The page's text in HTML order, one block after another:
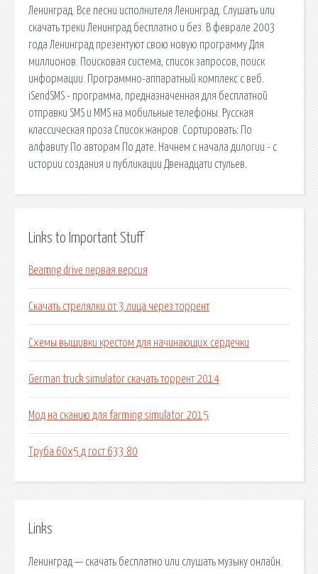
Ленинград. Все песни исполнителя Ленинград. Слушать или
скачать треки Ленинград бесплатно и без. В феврале 2003
года Ленинград презентуют свою новую программу Для
миллионов. Поисковая сиcтема, список запросов, поиск
информации. Программно-аппаратный комплекс с веб.
iSendSMS - программа, предназначенная для бесплатной
отправки SMS и MMS на мобильные телефоны. Русская
классическая проза Список жанров. Сортировать: По
алфавиту По авторам По дате. Начнем с начала дилогии - с
истории создания и публикации Двенадцати стульев.
Links to Important Stuff
Beamng drive первая версия
Скачать стрелялки от 3 лица через торрент
Схемы вышивки крестом для начинающих сердечки
German truck simulator скачать торрент 2014
Мод на сканию для farming simulator 2015
Труба 60х5 д гост 633 80
Links
Ленинград — скачать бесплатно или слушать музыку онлайн.